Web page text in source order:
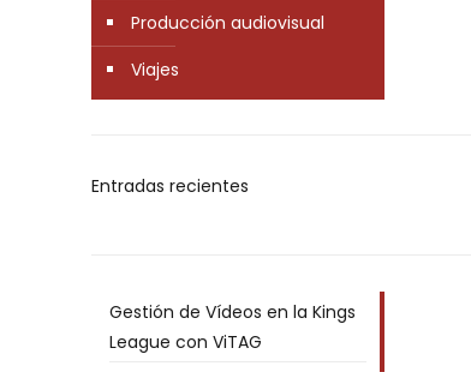
Producción audiovisual
Viajes
Entradas recientes
Gestión de Vídeos en la Kings
League con ViTAG